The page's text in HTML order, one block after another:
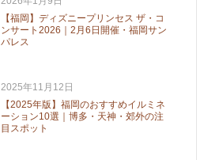
【福岡】ディズニープリンセス ザ・コ
ンサート2026｜2月6日開催・福岡サン
パレス
2025年11月12日
【2025年版】福岡のおすすめイルミネ
ーション10選｜博多・天神・郊外の注
目スポット